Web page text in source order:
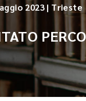
2023 | Trieste